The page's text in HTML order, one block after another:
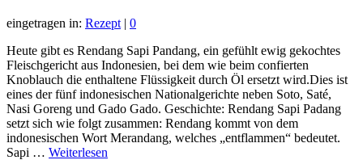
eingetragen in: Rezept | 0
Heute gibt es Rendang Sapi Pandang, ein gefühlt ewig gekochtes
Fleischgericht aus Indonesien, bei dem wie beim confierten
Knoblauch die enthaltene Flüssigkeit durch Öl ersetzt wird.Dies ist
eines der fünf indonesischen Nationalgerichte neben Soto, Saté,
Nasi Goreng und Gado Gado. Geschichte: Rendang Sapi Padang
setzt sich wie folgt zusammen: Rendang kommt von dem
indonesischen Wort Merandang, welches „entflammen“ bedeutet.
Sapi … Weiterlesen